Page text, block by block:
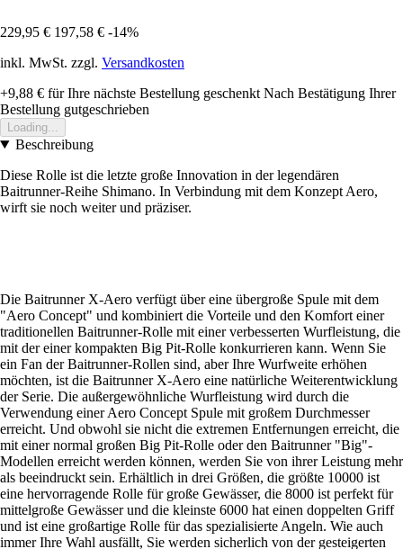
229,95 € 197,58 € -14%
inkl. MwSt. zzgl. Versandkosten
+9,88 € für Ihre nächste Bestellung geschenkt Nach Bestätigung Ihrer
Bestellung gutgeschrieben
Loading...
Beschreibung
Diese Rolle ist die letzte große Innovation in der legendären
Baitrunner-Reihe Shimano. In Verbindung mit dem Konzept Aero,
wirft sie noch weiter und präziser.
Die Baitrunner X-Aero verfügt über eine übergroße Spule mit dem
"Aero Concept" und kombiniert die Vorteile und den Komfort einer
traditionellen Baitrunner-Rolle mit einer verbesserten Wurfleistung, die
mit der einer kompakten Big Pit-Rolle konkurrieren kann. Wenn Sie
ein Fan der Baitrunner-Rollen sind, aber Ihre Wurfweite erhöhen
möchten, ist die Baitrunner X-Aero eine natürliche Weiterentwicklung
der Serie. Die außergewöhnliche Wurfleistung wird durch die
Verwendung einer Aero Concept Spule mit großem Durchmesser
erreicht. Und obwohl sie nicht die extremen Entfernungen erreicht, die
mit einer normal großen Big Pit-Rolle oder den Baitrunner "Big"-
Modellen erreicht werden können, werden Sie von ihrer Leistung mehr
als beeindruckt sein. Erhältlich in drei Größen, die größte 10000 ist
eine hervorragende Rolle für große Gewässer, die 8000 ist perfekt für
mittelgroße Gewässer und die kleinste 6000 hat einen doppelten Griff
und ist eine großartige Rolle für das spezialisierte Angeln. Wie auch
immer Ihre Wahl ausfällt, Sie werden sicherlich von der gesteigerten